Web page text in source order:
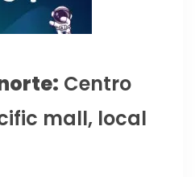
Centro
mall, local